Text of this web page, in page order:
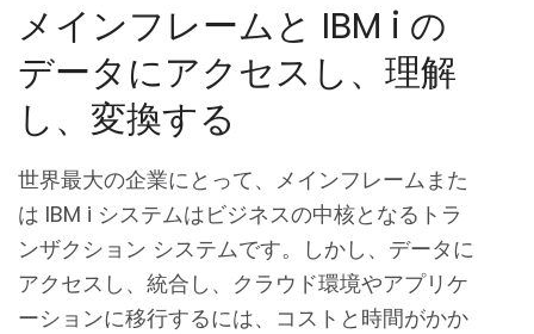
メインフレームと IBM i の
データにアクセスし、理解
し、変換する
世界最大の企業にとって、メインフレームまた
は IBM i システムはビジネスの中核となるトラ
ンザクション システムです。しかし、データに
アクセスし、統合し、クラウド環境やアプリケ
ーションに移行するには、コストと時間がかか